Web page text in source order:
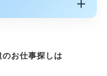
お仕事探しは